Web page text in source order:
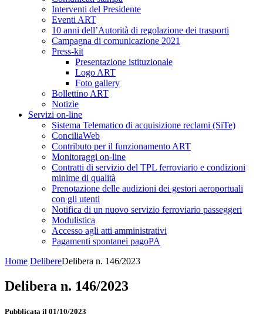
Interventi del Presidente
Eventi ART
10 anni dell’Autorità di regolazione dei trasporti
Campagna di comunicazione 2021
Press-kit
Presentazione istituzionale
Logo ART
Foto gallery
Bollettino ART
Notizie
Servizi on-line
Sistema Telematico di acquisizione reclami (SiTe)
ConciliaWeb
Contributo per il funzionamento ART
Monitoraggi on-line
Contratti di servizio del TPL ferroviario e condizioni
minime di qualità
Prenotazione delle audizioni dei gestori aeroportuali
con gli utenti
Notifica di un nuovo servizio ferroviario passeggeri
Modulistica
Accesso agli atti amministrativi
Pagamenti spontanei pagoPA
Home DelibereDelibera n. 146/2023
Delibera n. 146/2023
Pubblicata il 01/10/2023